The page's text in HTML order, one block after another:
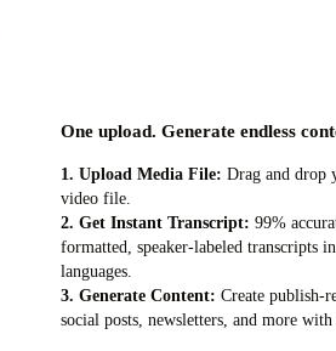
One upload. Generate endless
Upload Media File: Drag and drop
video file.
Get Instant Transcript: 99%
formatted, speaker-labeled transcripts
languages.
Generate Content: Create publish-
social posts, newsletters, and more